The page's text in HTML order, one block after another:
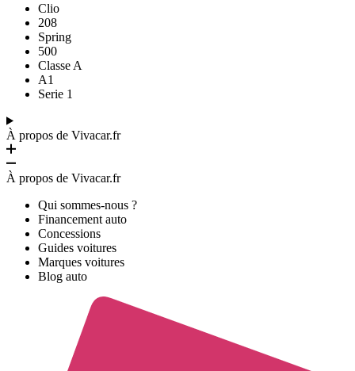
Clio
208
Spring
500
Classe A
A1
Serie 1
À propos de Vivacar.fr
À propos de Vivacar.fr
Qui sommes-nous ?
Financement auto
Concessions
Guides voitures
Marques voitures
Blog auto